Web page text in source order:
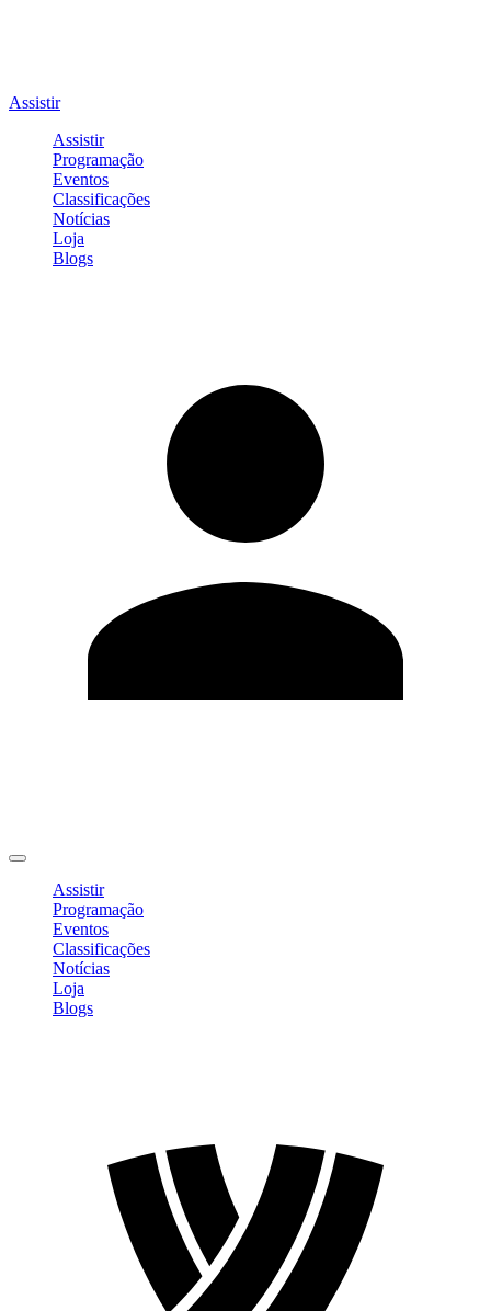
Assistir
Assistir
Programação
Eventos
Classificações
Notícias
Loja
Blogs
Assistir
Programação
Eventos
Classificações
Notícias
Loja
Blogs